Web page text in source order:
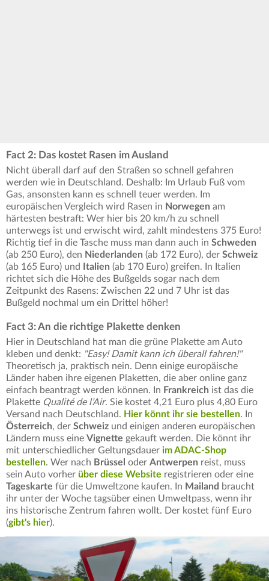
Fact 2: Das kostet Rasen im Ausland
Nicht überall darf auf den Straßen so schnell gefahren
werden wie in Deutschland. Deshalb: Im Urlaub Fuß vom
Gas, ansonsten kann es schnell teuer werden. Im
europäischen Vergleich wird Rasen in Norwegen am
härtesten bestraft: Wer hier bis 20 km/h zu schnell
unterwegs ist und erwischt wird, zahlt mindestens 375 Euro!
Richtig tief in die Tasche muss man dann auch in Schweden
(ab 250 Euro), den Niederlanden (ab 172 Euro), der Schweiz
(ab 165 Euro) und
Italien (ab 170 Euro) greifen. In Italien
richtet sich die Höhe des Bußgelds sogar nach dem
Zeitpunkt des Rasens: Zwischen 22 und 7 Uhr ist das
Bußgeld nochmal um ein Drittel höher!
Fact 3: An die richtige Plakette denken
Hier in Deutschland hat man die grüne Plakette am Auto
kleben und denkt: "Easy! Damit kann ich überall fahren!"
Theoretisch ja, praktisch nein. Denn einige europäische
Länder haben ihre eigenen Plaketten, die aber online ganz
einfach beantragt werden können. In Frankreich ist das die
Plakette Qualité de l’Air. Sie kostet 4,21 Euro plus 4,80 Euro
Versand nach Deutschland. Hier könnt ihr sie bestellen. In
Österreich, der Schweiz und einigen anderen europäischen
Ländern muss eine Vignette gekauft werden. Die könnt ihr
mit unterschiedlicher Geltungsdauer im ADAC-Shop
bestellen. Wer nach Brüssel oder Antwerpen reist, muss
sein Auto vorher über diese Website registrieren oder eine
Tageskarte für die Umweltzone kaufen. In Mailand braucht
ihr unter der Woche tagsüber einen Umweltpass, wenn ihr
ins historische Zentrum fahren wollt. Der kostet fünf Euro
(gibt's hier).